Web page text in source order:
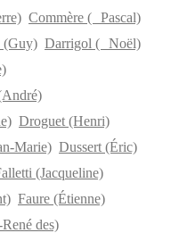
Commère ( Pascal)
(Guy) Darrigol ( Noël)
Droguet (Henri)
Marie) Dussert (Éric)
(Jacqueline)
Faure (Étienne)
des)